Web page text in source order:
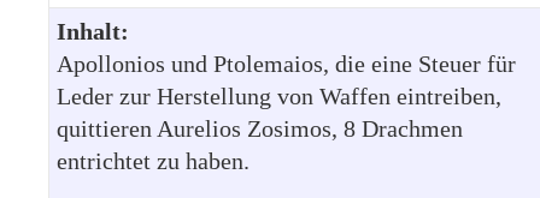
Inhalt:
Apollonios und Ptolemaios, die eine Steuer für
Leder zur Herstellung von Waffen eintreiben,
quittieren Aurelios Zosimos, 8 Drachmen
entrichtet zu haben.